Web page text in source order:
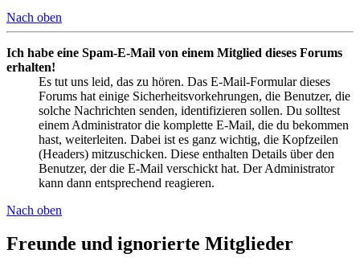
Nach oben
Ich habe eine Spam-E-Mail von einem Mitglied dieses Forums
erhalten!
Es tut uns leid, das zu hören. Das E-Mail-Formular dieses
Forums hat einige Sicherheitsvorkehrungen, die Benutzer, die
solche Nachrichten senden, identifizieren sollen. Du solltest
einem Administrator die komplette E-Mail, die du bekommen
hast, weiterleiten. Dabei ist es ganz wichtig, die Kopfzeilen
(Headers) mitzuschicken. Diese enthalten Details über den
Benutzer, der die E-Mail verschickt hat. Der Administrator
kann dann entsprechend reagieren.
Nach oben
Freunde und ignorierte Mitglieder